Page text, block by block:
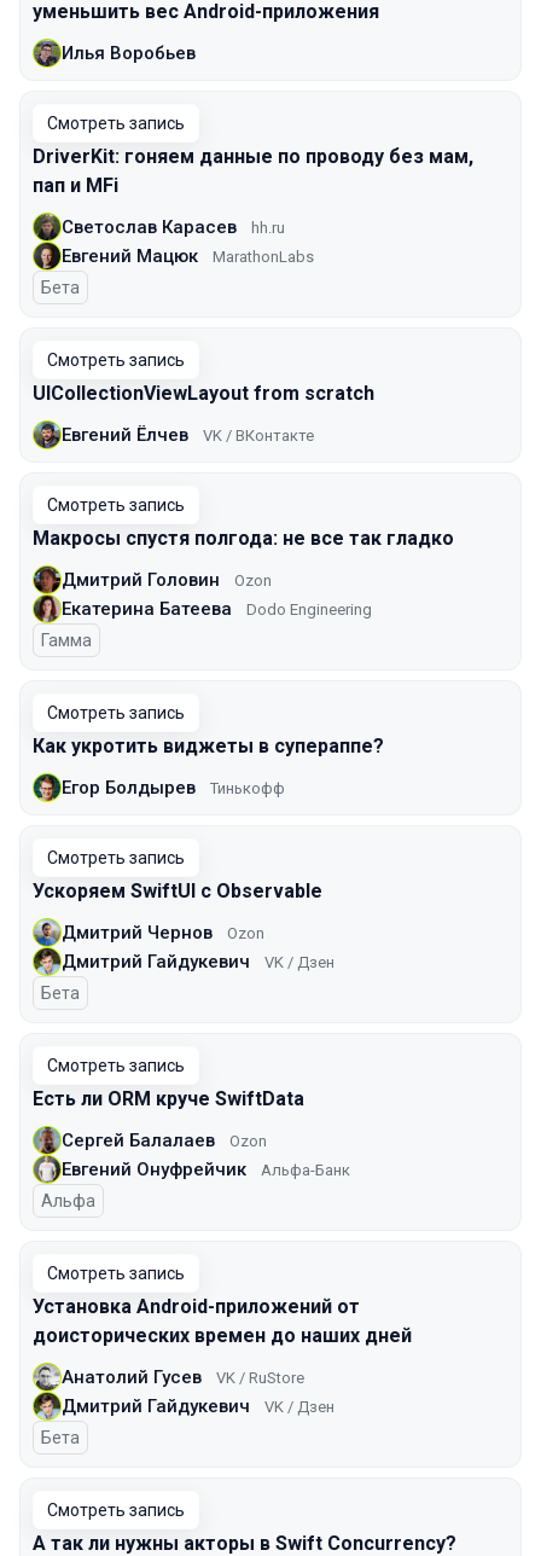
уменьшить вес Android-приложения
Илья Воробьев
Смотреть запись
DriverKit: гоняем данные по проводу без мам,
пап и MFi
Светослав Карасев hh.ru
Евгений Мацюк MarathonLabs
Бета
Смотреть запись
UICollectionViewLayout from scratch
Евгений Ёлчев VK / ВКонтакте
Смотреть запись
Макросы спустя полгода: не все так гладко
Дмитрий Головин Ozon
Екатерина Батеева Dodo Engineering
Гамма
Смотреть запись
Как укротить виджеты в супераппе?
Егор Болдырев Тинькофф
Смотреть запись
Ускоряем SwiftUI с Observable
Дмитрий Чернов Ozon
Дмитрий Гайдукевич VK / Дзен
Бета
Смотреть запись
Есть ли ORM круче SwiftData
Сергей Балалаев Ozon
Евгений Онуфрейчик Альфа-Банк
Альфа
Смотреть запись
Установка Android-приложений от
доисторических времен до наших дней
Анатолий Гусев VK / RuStore
Дмитрий Гайдукевич VK / Дзен
Бета
Смотреть запись
А так ли нужны акторы в Swift Concurrency?